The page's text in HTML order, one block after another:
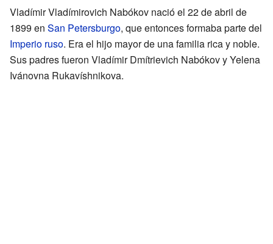
Vladímir Vladímirovich Nabókov nació el 22 de abril de
1899 en San Petersburgo, que entonces formaba parte del
Imperio ruso. Era el hijo mayor de una familia rica y noble.
Sus padres fueron Vladímir Dmítrievich Nabókov y Yelena
Ivánovna Rukavíshnikova.